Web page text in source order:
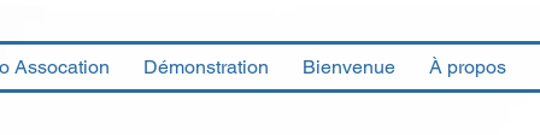
Assocation Démonstration Bienvenue À propos